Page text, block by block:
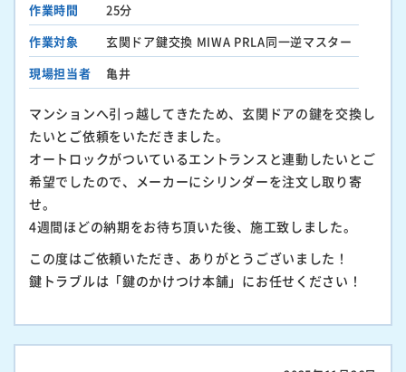
作業時間
25分
作業対象
玄関ドア鍵交換 MIWA PRLA同一逆マスター
現場担当者
亀井
マンションへ引っ越してきたため、玄関ドアの鍵を交換し
たいとご依頼をいただきました。
オートロックがついているエントランスと連動したいとご
希望でしたので、メーカーにシリンダーを注文し取り寄
せ。
4週間ほどの納期をお待ち頂いた後、施工致しました。
この度はご依頼いただき、ありがとうございました！
鍵トラブルは「鍵のかけつけ本舗」にお任せください！